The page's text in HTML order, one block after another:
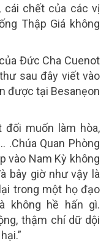
cái chết của các vị
Thập Giá không
Đức Cha Cuenot
sau đây viết vào
được tại Besanẹon
đối muốn làm hòa,
.Chúa Quan Phòng
vào Nam Kỳ không
bây giờ như vậy là
trong một họ đạo
không hề hấn gì.
thậm chí dữ dội